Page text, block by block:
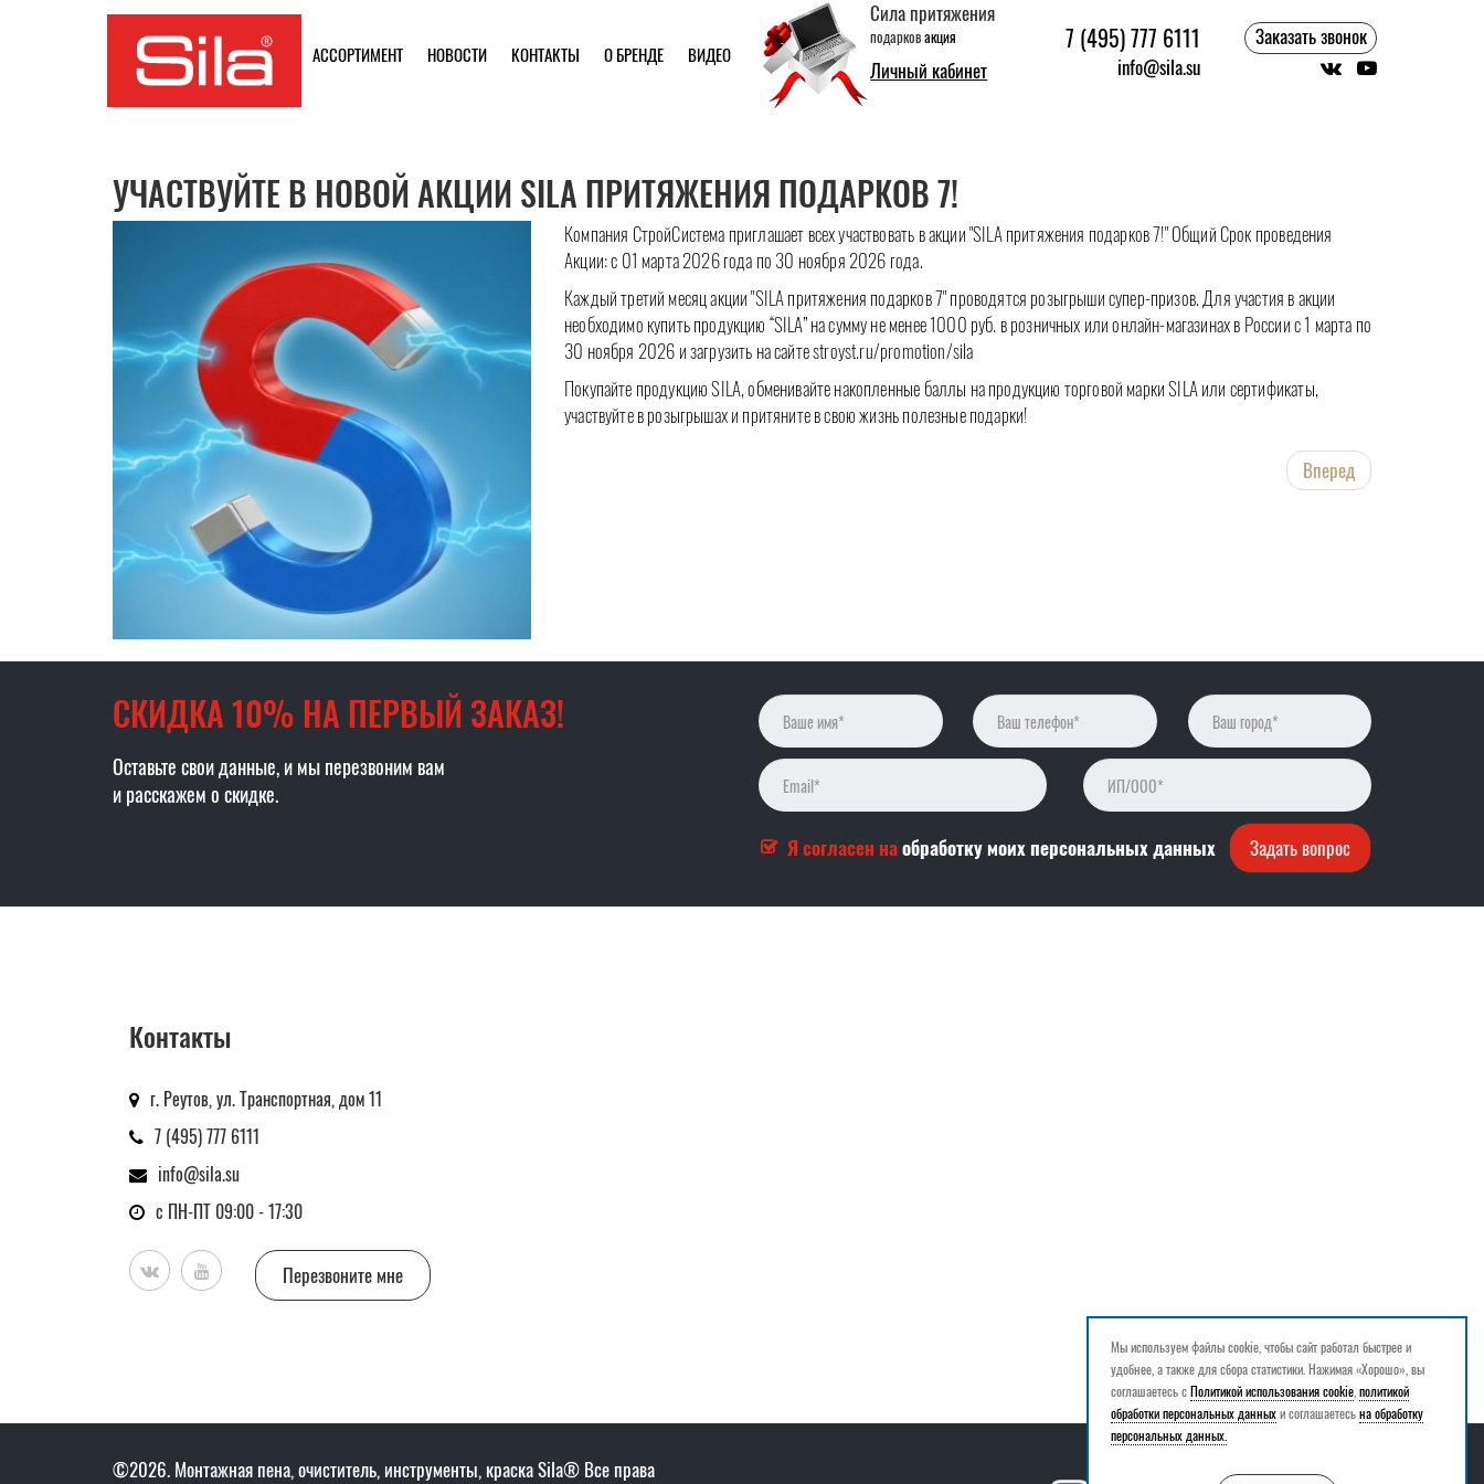
АССОРТИМЕНТ НОВОСТИ КОНТАКТЫ О БРЕНДЕ ВИДЕО
Сила притяжения
подарковакция
Личный кабинет
7 (495) 777 6111
info@sila.su
Заказать звонок
УЧАСТВУЙТЕ В НОВОЙ АКЦИИ SILA ПРИТЯЖЕНИЯ ПОДАРКОВ 7!
Компания СтройСистема приглашает всех участвовать в акции "SILA притяжения подарков 7!" Общий Срок проведения
Акции: с 01 марта 2026 года по 30 ноября 2026 года.
Каждый третий месяц акции "SILA притяжения подарков 7" проводятся розыгрыши супер-призов. Для участия в акции
необходимо купить продукцию “SILA” на сумму не менее 1000 руб. в розничных или онлайн-магазинах в России с 1 марта по
30 ноября 2026 и загрузить на сайте stroyst.ru/promotion/sila
Покупайте продукцию SILA, обменивайте накопленные баллы на продукцию торговой марки SILA или сертификаты,
участвуйте в розыгрышах и притяните в свою жизнь полезные подарки!
Вперед
СКИДКА 10% НА ПЕРВЫЙ ЗАКАЗ!
Оставьте свои данные, и мы перезвоним вам
и расскажем о скидке.
Я согласен наобработку моих персональных данных
Контакты
г. Реутов, ул. Транспортная, дом 11
7 (495) 777 6111
info@sila.su
с ПН-ПТ 09:00 - 17:30
Перезвоните мне
©2026. Монтажная пена, очиститель, инструменты, краска Sila® Все права
Мы используем файлы cookie, чтобы сайт работал быстрее и
удобнее, а также для сбора статистики. Нажимая «Хорошо», вы
соглашаетесь сПолитикой использования cookie политикой
обработки персональных данныхи соглашаетесьна обработку
персональных данных.